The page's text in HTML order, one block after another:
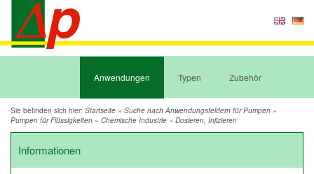
Anwendungen Typen Zubehör
Sie befinden sich hier: Startseite » Suche nach Anwendungsfeldern für Pumpen »
Pumpen für Flüssigkeiten » Chemische Industrie » Dosieren, Injizieren
Informationen